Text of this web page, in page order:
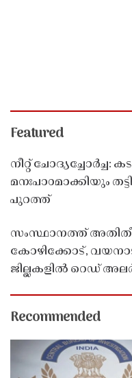
Featured
നീറ്റ്
മനഃപാഠമാക്കിയും
പുറത്ത്
സംസ്ഥാനത്ത്
കോഴിക്കോട്,
ജില്ലകളിൽ റെഡ്
Recommended